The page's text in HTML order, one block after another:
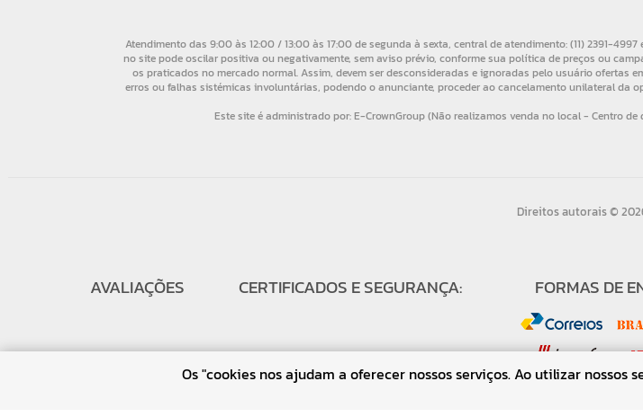
Direitos autorais ©
AVALIAÇÕES CERTIFICADOS E SEGURANÇA: FORMAS DE
Os "cookies nos ajudam a oferecer nossos serviços. Ao utilizar nossos